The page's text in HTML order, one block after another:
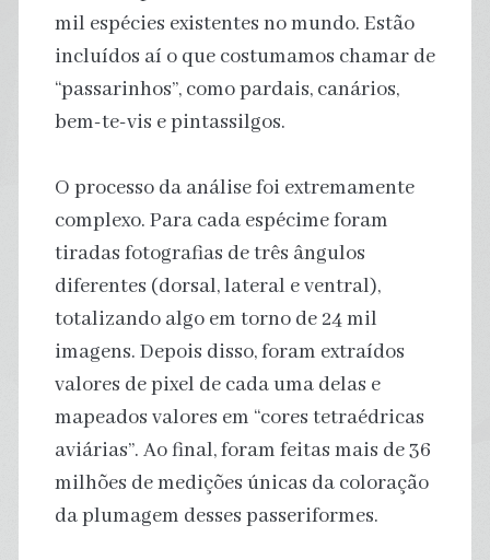
mil espécies existentes no mundo. Estão
incluídos aí o que costumamos chamar de
“passarinhos”, como pardais, canários,
bem-te-vis e pintassilgos.
O processo da análise foi extremamente
complexo. Para cada espécime foram
tiradas fotografias de três ângulos
diferentes (dorsal, lateral e ventral),
totalizando algo em torno de 24 mil
imagens. Depois disso, foram extraídos
valores de pixel de cada uma delas e
mapeados valores em “cores tetraédricas
aviárias”. Ao final, foram feitas mais de 36
milhões de medições únicas da coloração
da plumagem desses passeriformes.